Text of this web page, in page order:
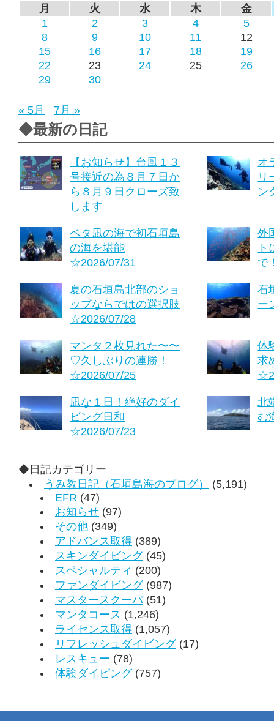
月
火 水 木
金
1
2 3 4
5
8
9 10 11
12
15
16 17 18
19
22
23 24 25
26
29
30
« 5月 7月 »
◆最新の日記
【お知らせ】台風１３
号接近の為８月７日か
ら８月９日クローズ致
します
オ
リ
ン
ベタ凪の海で初石垣島
の海を堪能
☆2026/07/31
外
で
夏の石垣島北部のショ
ップならではの選択肢
☆2026/07/28
石
ー
マンタ２枚見れた〜〜
♡久しぶりの連勝！
☆2026/07/25
体
求
凪な１日！絶好のダイ
ビング日和
☆2026/07/23
北
む
◆日記カテゴリー
うみ教日記（石垣島海のブログ）
(5,191)
EFR (47)
お知らせ (97)
その他 (349)
アドバンス取得 (389)
スキンダイビング(45)
スペシャルティ (200)
ファンダイビング(987)
マスタースクーバ(51)
マンタコース (1,246)
ライセンス取得 (1,057)
リフレッシュダイビング(17)
レスキュー (78)
体験ダイビング(757)